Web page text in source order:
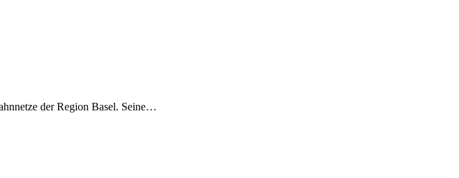
der Region Basel. Seine…